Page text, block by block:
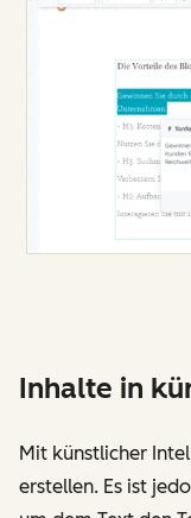
Inhalte in
Mit künstlicher
erstellen. Es ist